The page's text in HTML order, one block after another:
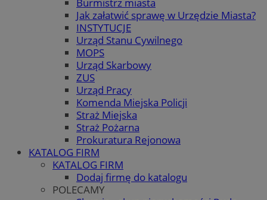
Jak załatwić sprawę w Urzędzie Miasta?
INSTYTUCJE
Urząd Stanu Cywilnego
MOPS
Urząd Skarbowy
ZUS
Urząd Pracy
Komenda Miejska Policji
Straż Miejska
Straż Pożarna
Prokuratura Rejonowa
KATALOG FIRM
KATALOG FIRM
Dodaj firmę do katalogu
POLECAMY